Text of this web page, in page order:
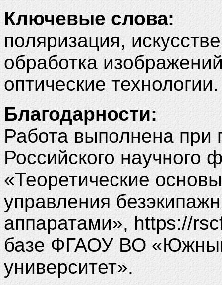
Ключевые слова:
поляризация,
обработка
оптические технологии.
Благодарности:
Работа выполнена при
Российского
«Теоретические
управления
аппаратами», https://
базе ФГАОУ ВО
университет».